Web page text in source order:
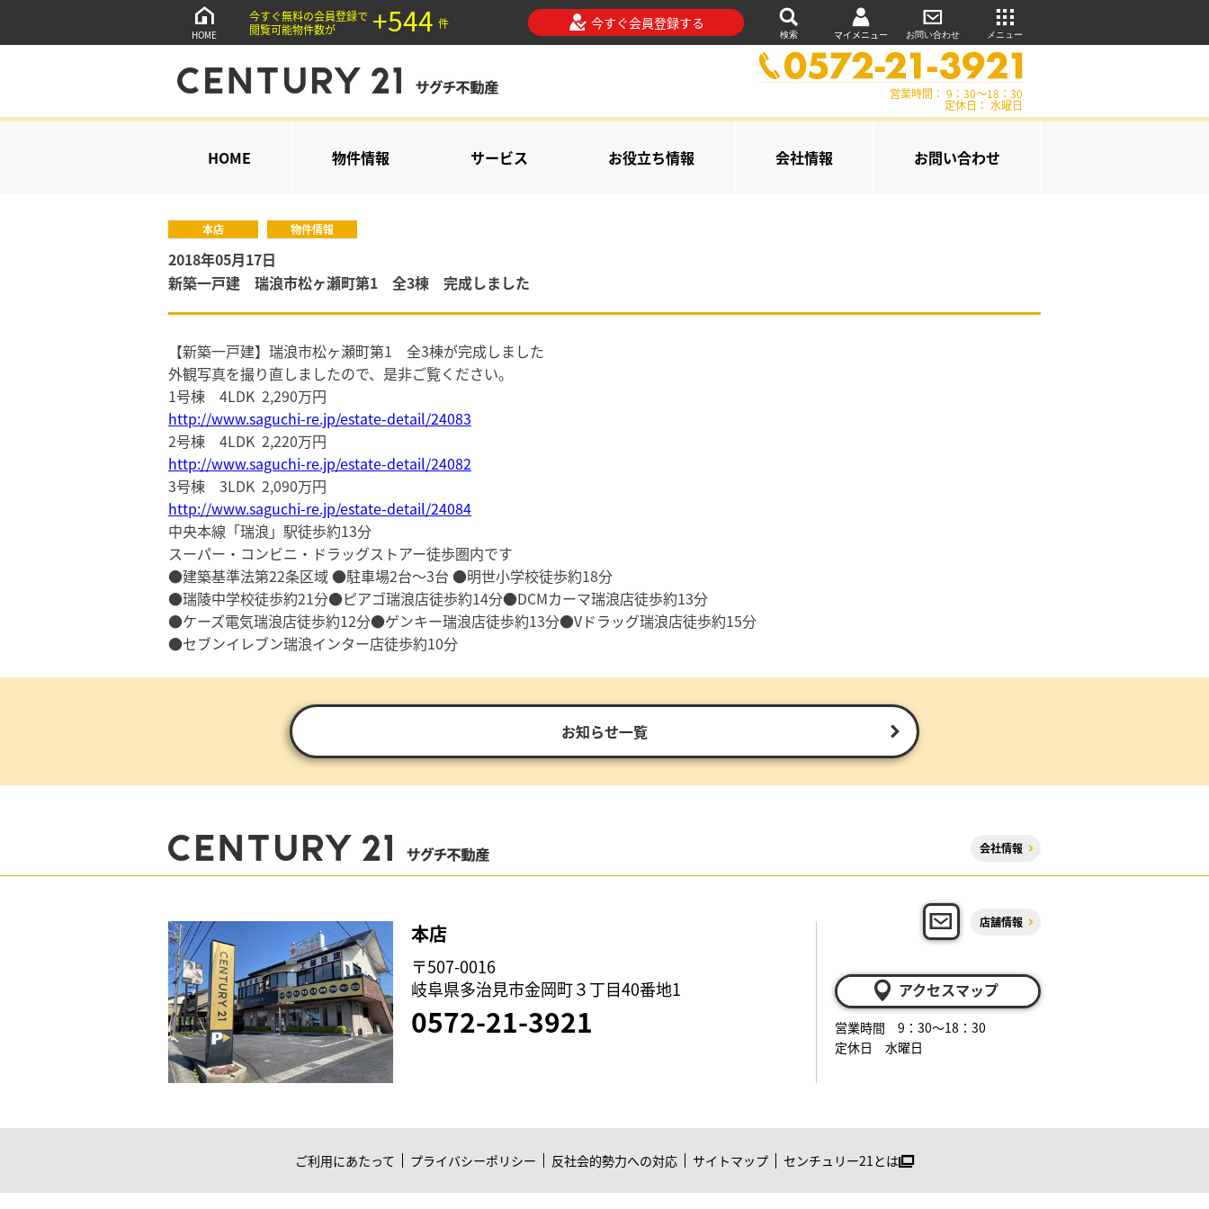
HOME
今すぐ無料の会員登録で
閲覧可能物件数が
+544 件 今すぐ会員登録する
検索 マイメニュー お問い合わせ メニュー
営業時間： 9：30～18：30
定休日： 水曜日
HOME 物件情報 サービス お役立ち情報 会社情報 お問い合わせ
本店 物件情報
2018年05月17日
新築一戸建 瑞浪市松ヶ瀬町第1 全3棟 完成しました
【新築一戸建】瑞浪市松ヶ瀬町第1 全3棟が完成しました
外観写真を撮り直しましたので、是非ご覧ください。
1号棟 4LDK 2,290万円
http://www.saguchi-re.jp/estate-detail/24083
2号棟 4LDK 2,220万円
http://www.saguchi-re.jp/estate-detail/24082
3号棟 3LDK 2,090万円
http://www.saguchi-re.jp/estate-detail/24084
中央本線「瑞浪」駅徒歩約13分
スーパー・コンビニ・ドラッグストアー徒歩圏内です
●建築基準法第22条区域 ●駐車場2台～3台 ●明世小学校徒歩約18分
●瑞陵中学校徒歩約21分●ピアゴ瑞浪店徒歩約14分●DCMカーマ瑞浪店徒歩約13分
●ケーズ電気瑞浪店徒歩約12分●ゲンキー瑞浪店徒歩約13分●Vドラッグ瑞浪店徒歩約15分
●セブンイレブン瑞浪インター店徒歩約10分
お知らせ一覧
会社情報
本店
〒507-0016
岐阜県多治見市金岡町３丁目40番地1
0572-21-3921
店舗情報
アクセスマップ
営業時間 9：30～18：30
定休日 水曜日
ご利用にあたって プライバシーポリシー 反社会的勢力への対応 サイトマップ センチュリー21とは